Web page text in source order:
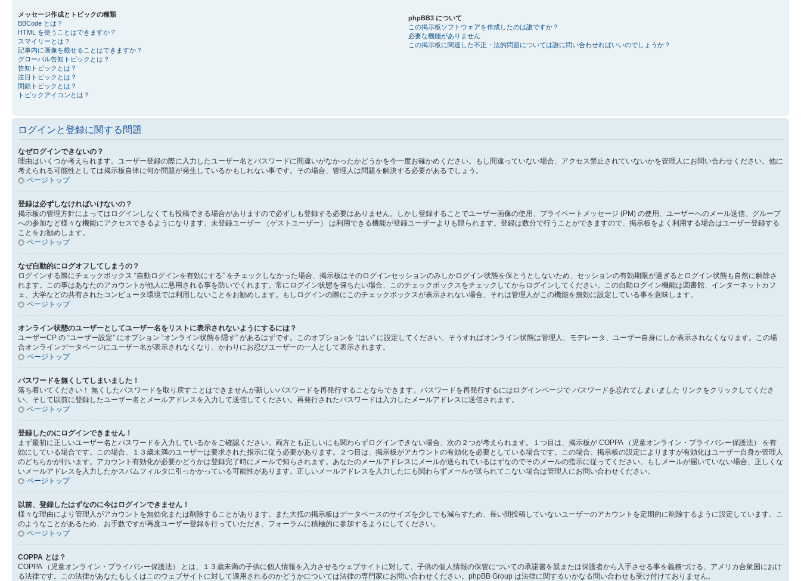
メッセージ作成とトピックの種類
BBCode とは？
HTML を使うことはできますか？
スマイリーとは？
記事内に画像を載せることはできますか？
グローバル告知トピックとは？
告知トピックとは？
注目トピックとは？
閉鎖トピックとは？
トピックアイコンとは？
phpBB3 について
この掲示板ソフトウェアを作成したのは誰ですか？
必要な機能がありません
この掲示板に関連した不正・法的問題については誰に問い合わせればいいのでしょうか？
ログインと登録に関する問題
なぜログインできないの？
理由はいくつか考えられます。ユーザー登録の際に入力したユーザー名とパスワードに間違いがなかったかどうかを今一度お確かめください。もし間違っていない場合、アクセス禁止されていないかを管理人にお問い合わせください。他に
考えられる可能性としては掲示板自体に何か問題が発生しているかもしれない事です。その場合、管理人は問題を解決する必要があるでしょう。
ページトップ
登録は必ずしなければいけないの？
掲示板の管理方針によってはログインしなくても投稿できる場合がありますので必ずしも登録する必要はありません。しかし登録することでユーザー画像の使用、プライベートメッセージ (PM) の使用、ユーザーへのメール送信、グループ
への参加など様々な機能にアクセスできるようになります。未登録ユーザー （ゲストユーザー） は利用できる機能が登録ユーザーよりも限られます。登録は数分で行うことができますので、掲示板をよく利用する場合はユーザー登録する
ことをお勧めします。
ページトップ
なぜ自動的にログオフしてしまうの？
ログインする際にチェックボックス “自動ログインを有効にする” をチェックしなかった場合、掲示板はそのログインセッションのみしかログイン状態を保とうとしないため、セッションの有効期限が過ぎるとログイン状態も自然に解除さ
れます。この事はあなたのアカウントが他人に悪用される事を防いでくれます。常にログイン状態を保ちたい場合、このチェックボックスをチェックしてからログインしてください。この自動ログイン機能は図書館、インターネットカフ
ェ、大学などの共有されたコンピュータ環境では利用しないことをお勧めします。もしログインの際にこのチェックボックスが表示されない場合、それは管理人がこの機能を無効に設定している事を意味します。
ページトップ
オンライン状態のユーザーとしてユーザー名をリストに表示されないようにするには？
ユーザーCP の “ユーザー設定” にオプション “オンライン状態を隠す” があるはずです。このオプションを “はい” に設定してください。そうすればオンライン状態は管理人、モデレータ、ユーザー自身にしか表示されなくなります。この場
合オンラインデータページにユーザー名が表示されなくなり、かわりにお忍びユーザーの一人として表示されます。
ページトップ
パスワードを無くしてしまいました！
落ち着いてください！ 無くしたパスワードを取り戻すことはできませんが新しいパスワードを再発行することならできます。パスワードを再発行するにはログインページで パスワードを忘れてしまいました リンクをクリックしてくださ
い。そして以前に登録したユーザー名とメールアドレスを入力して送信してください。再発行されたパスワードは入力したメールアドレスに送信されます。
ページトップ
登録したのにログインできません！
まず最初に正しいユーザー名とパスワードを入力しているかをご確認ください。両方とも正しいにも関わらずログインできない場合、次の２つが考えられます。１つ目は、掲示板が COPPA （児童オンライン・プライバシー保護法） を有
効にしている場合です。この場合、１３歳未満のユーザーは要求された指示に従う必要があります。２つ目は、掲示板がアカウントの有効化を必要としている場合です。この場合、掲示板の設定によりますが有効化はユーザー自身か管理人
のどちらかが行います。アカウント有効化が必要かどうかは登録完了時にメールで知らされます。あなたのメールアドレスにメールが送られているはずなのでそのメールの指示に従ってください。もしメールが届いていない場合、正しくな
いメールアドレスを入力したかスパムフィルタに引っかかっている可能性があります。正しいメールアドレスを入力したにも関わらずメールが送られてこない場合は管理人にお問い合わせください。
ページトップ
以前、登録したはずなのに今はログインできません！
様々な理由により管理人がアカウントを無効化または削除することがあります。また大抵の掲示板はデータベースのサイズを少しでも減らすため、長い間投稿していないユーザーのアカウントを定期的に削除するように設定しています。こ
のようなことがあるため、お手数ですが再度ユーザー登録を行っていただき、フォーラムに積極的に参加するようにしてください。
ページトップ
COPPA とは？
COPPA （児童オンライン・プライバシー保護法） とは、１３歳未満の子供に個人情報を入力させるウェブサイトに対して、子供の個人情報の保管についての承諾書を親または保護者から入手させる事を義務づける、アメリカ合衆国におけ
る法律です。この法律があなたもしくはこのウェブサイトに対して適用されるのかどうかについては法律の専門家にお問い合わせください。phpBB Group は法律に関するいかなる問い合わせも受け付けておりません。